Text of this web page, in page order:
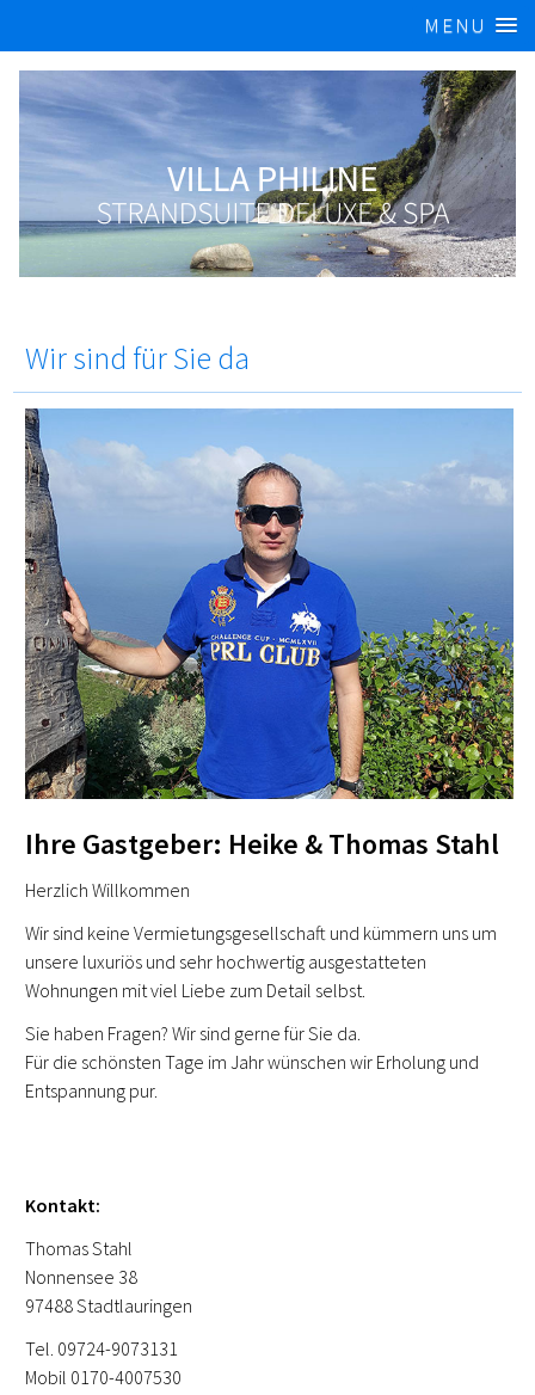
MENU
Wir sind für Sie da
Ihre Gastgeber: Heike & Thomas Stahl
Herzlich Willkommen
Wir sind keine Vermietungsgesellschaft und kümmern uns um
unsere luxuriös und sehr hochwertig ausgestatteten
Wohnungen mit viel Liebe zum Detail selbst.
Sie haben Fragen? Wir sind gerne für Sie da.
Für die schönsten Tage im Jahr wünschen wir Erholung und
Entspannung pur.
Kontakt:
Thomas Stahl
Nonnensee 38
97488 Stadtlauringen
Tel. 09724-9073131
Mobil 0170-4007530